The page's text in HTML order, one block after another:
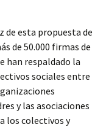
de esta propuesta de
de 50.000 firmas de
han respaldado la
sociales entre
y las asociaciones
los colectivos y